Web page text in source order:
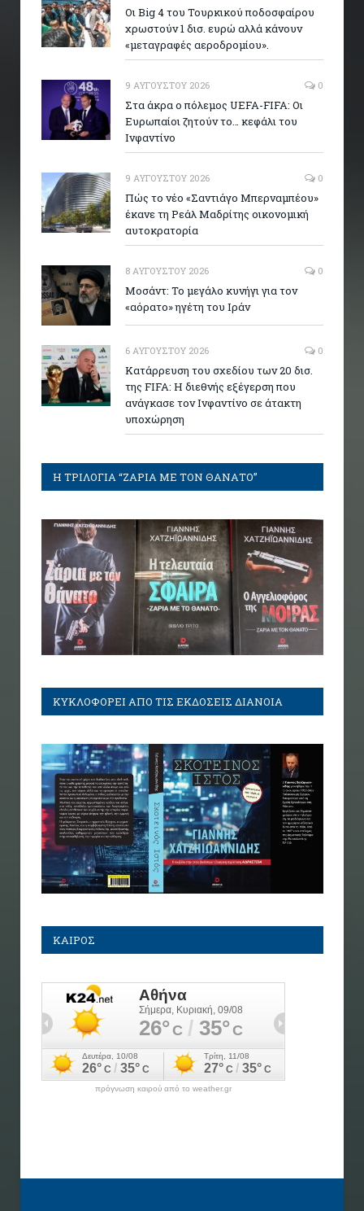
Οι Big 4 του Τουρκικού ποδοσφαίρου
χρωστούν 1 δισ. ευρώ αλλά κάνουν
«μεταγραφές αεροδρομίου».
9 ΑΥΓΟΎΣΤΟΥ 2026 0
Στα άκρα ο πόλεμος UEFA-FIFA: Οι
Ευρωπαίοι ζητούν το… κεφάλι του
Ινφαντίνο
9 ΑΥΓΟΎΣΤΟΥ 2026 0
Πώς το νέο «Σαντιάγο Μπερναμπέου»
έκανε τη Ρεάλ Μαδρίτης οικονομική
αυτοκρατορία
8 ΑΥΓΟΎΣΤΟΥ 2026 0
Μοσάντ: Το μεγάλο κυνήγι για τον
«αόρατο» ηγέτη του Ιράν
6 ΑΥΓΟΎΣΤΟΥ 2026 0
Κατάρρευση του σχεδίου των 20 δισ.
της FIFA: Η διεθνής εξέγερση που
ανάγκασε τον Ινφαντίνο σε άτακτη
υποχώρηση
Η ΤΡΙΛΟΓΙΑ “ΖΑΡΙΑ ΜΕ ΤΟΝ ΘΑΝΑΤΟ”
ΚΥΚΛΟΦΟΡΕΙ ΑΠΟ ΤΙΣ ΕΚΔΟΣΕΙΣ ΔΙΑΝΟΙΑ
ΚΑΙΡΟΣ
πρόγνωση καιρού από το weather.gr